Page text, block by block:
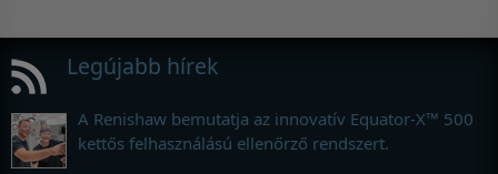
Legújabb hírek
A Renishaw bemutatja az innovatív Equator-X™ 500
kettős felhasználású ellenőrző rendszert.